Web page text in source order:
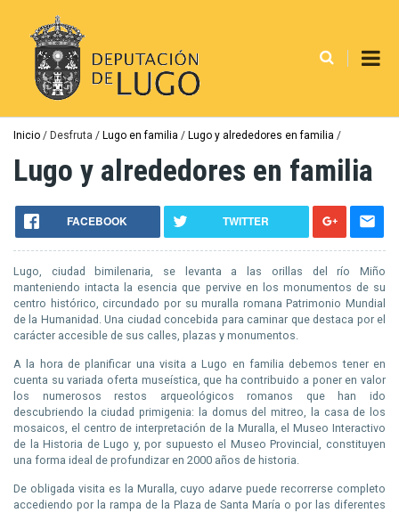
contenido
principal
Ruta
de
navegación
Inicio Desfruta Lugo en familia Lugo y alrededores en familia
Lugo y alrededores en familia
FACEBOOK TWITTER
Lugo, ciudad bimilenaria, se levanta a las orillas del río Miño
manteniendo intacta la esencia que pervive en los monumentos de su
centro histórico, circundado por su muralla romana Patrimonio Mundial
de la Humanidad. Una ciudad concebida para caminar que destaca por el
carácter accesible de sus calles, plazas y monumentos.
A la hora de planificar una visita a Lugo en familia debemos tener en
cuenta su variada oferta museística, que ha contribuido a poner en valor
los numerosos restos arqueológicos romanos que han ido
descubriendo la ciudad primigenia: la domus del mitreo, la casa de los
mosaicos, el centro de interpretación de la Muralla, el Museo Interactivo
de la Historia de Lugo y, por supuesto el Museo Provincial, constituyen
una forma ideal de profundizar en 2000 años de historia.
De obligada visita es la Muralla, cuyo adarve puede recorrerse completo
accediendo por la rampa de la Plaza de Santa María o por las diferentes